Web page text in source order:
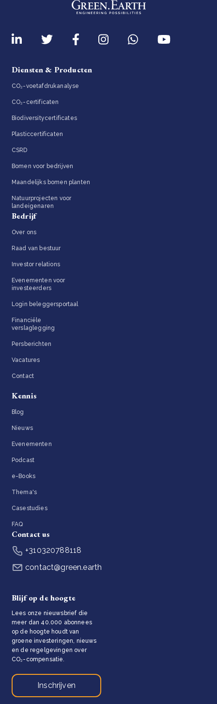
Diensten & Producten
CO₂-voetafdrukanalyse
CO₂-certificaten
Biodiversitycertificates
Plasticcertificaten
CSRD
Bomen voor bedrijven
Maandelijks bomen planten
Natuurprojecten voor
landeigenaren
Bedrijf
Over ons
Raad van bestuur
Investor relations
Evenementen voor
investeerders
Login beleggersportaal
Financiële
verslaglegging
Persberichten
Vacatures
Contact
Kennis
Blog
Nieuws
Evenementen
Podcast
e-Books
Thema's
Casestudies
FAQ
Contact us
+310320788118
contact@green.earth
Blijf op de hoogte
Lees onze nieuwsbrief die
meer dan 40.000 abonnees
op de hoogte houdt van
groene investeringen, nieuws
en de regelgevingen over
CO₂-compensatie.
Inschrijven